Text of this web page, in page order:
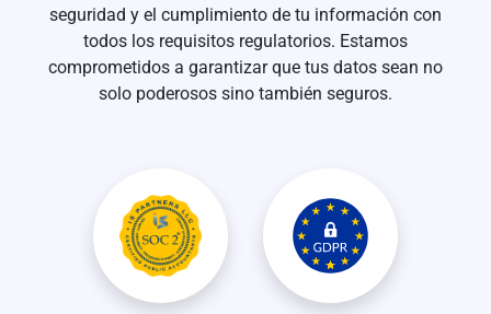
seguridad y el cumplimiento de tu información con
todos los requisitos regulatorios. Estamos
comprometidos a garantizar que tus datos sean no
solo poderosos sino también seguros.